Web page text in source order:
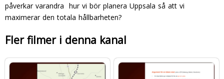
påverkar varandra  hur vi bör planera Uppsala så att vi
maximerar den totala hållbarheten?
Fler filmer i denna kanal